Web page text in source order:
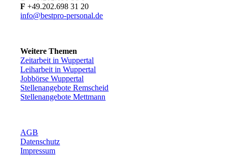
F +49.202.698 31 20
info@bestpro-personal.de
Weitere Themen
Zeitarbeit in Wuppertal
Leiharbeit in Wuppertal
Jobbörse Wuppertal
Stellenangebote Remscheid
Stellenangebote Mettmann
AGB
Datenschutz
Impressum